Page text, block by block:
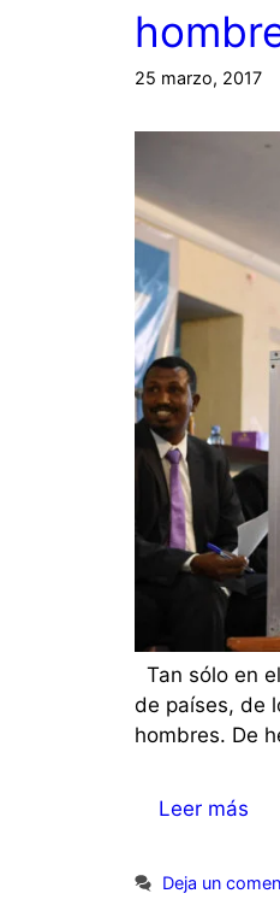
25 marzo, 2017
Tan sólo en
de países, de
hombres. De
Leer más
Deja un